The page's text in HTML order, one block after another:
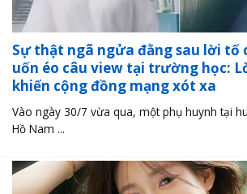
Sự thật ngã ngửa đằng sau lời tố
uốn éo câu view tại trường học:
khiến cộng đồng mạng xót xa
Vào ngày 30/7 vừa qua, một phụ huynh tại
Hồ Nam ...